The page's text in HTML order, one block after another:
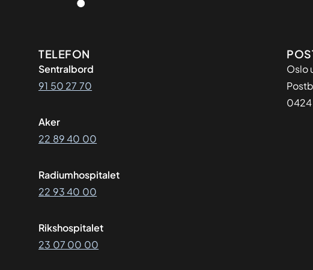
Kontaktinformasjon
TELEFON
Sentralbord
91 50 27 70
Aker
22 89 40 00
Radiumhospitalet
22 93 40 00
Rikshospitalet
23 07 00 00
Oslo
0424